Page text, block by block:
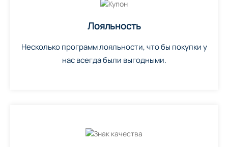
Лояльность
Несколько программ лояльности, что бы покупки у
нас всегда были выгодными.